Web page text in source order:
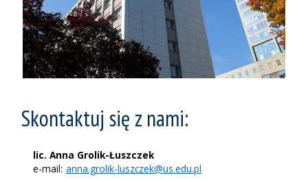
Skontaktuj się z nami:
lic. Anna Grolik-Łuszczek
e-mail: anna.grolik-luszczek@us.edu.pl